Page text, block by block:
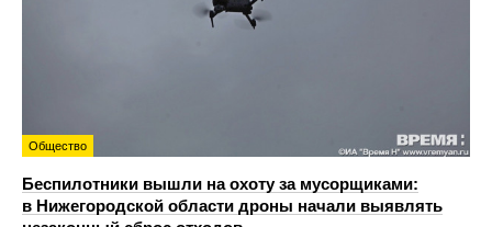
Общество
Беспилотники вышли на охоту за мусорщиками:
в Нижегородской области дроны начали выявлять